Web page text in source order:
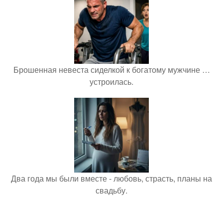
Брошенная невеста сиделкой к богатому мужчине …
устроилась.
Два года мы были вместе - любовь, страсть, планы на
свадьбу.